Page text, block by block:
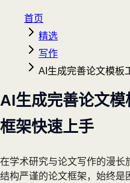
首页
精选
写作
AI生成完善论文模板
AI生成完善论文模
框架快速上手
在学术研究与论文写作的漫长
结构严谨的论文框架，始终是